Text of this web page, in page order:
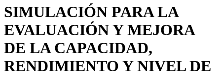
SIMULACIÓN PARA LA
EVALUACIÓN Y MEJORA
DE LA CAPACIDAD,
RENDIMIENTO Y NIVEL DE